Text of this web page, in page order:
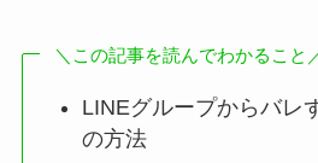
＼この記事を読んでわかること
LINEグループからバレ
の方法